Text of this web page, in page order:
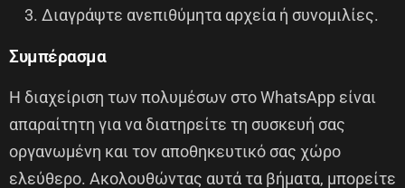
Διαγράψτε ανεπιθύμητα αρχεία ή συνομιλίες.
Συμπέρασμα
Η διαχείριση των πολυμέσων στο WhatsApp είναι
απαραίτητη για να διατηρείτε τη συσκευή σας
οργανωμένη και τον αποθηκευτικό σας χώρο
ελεύθερο. Ακολουθώντας αυτά τα βήματα, μπορείτε